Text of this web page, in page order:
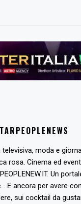
moda e
rosa. Cinema ed
Un
E ancora per avere
sui cocktail da